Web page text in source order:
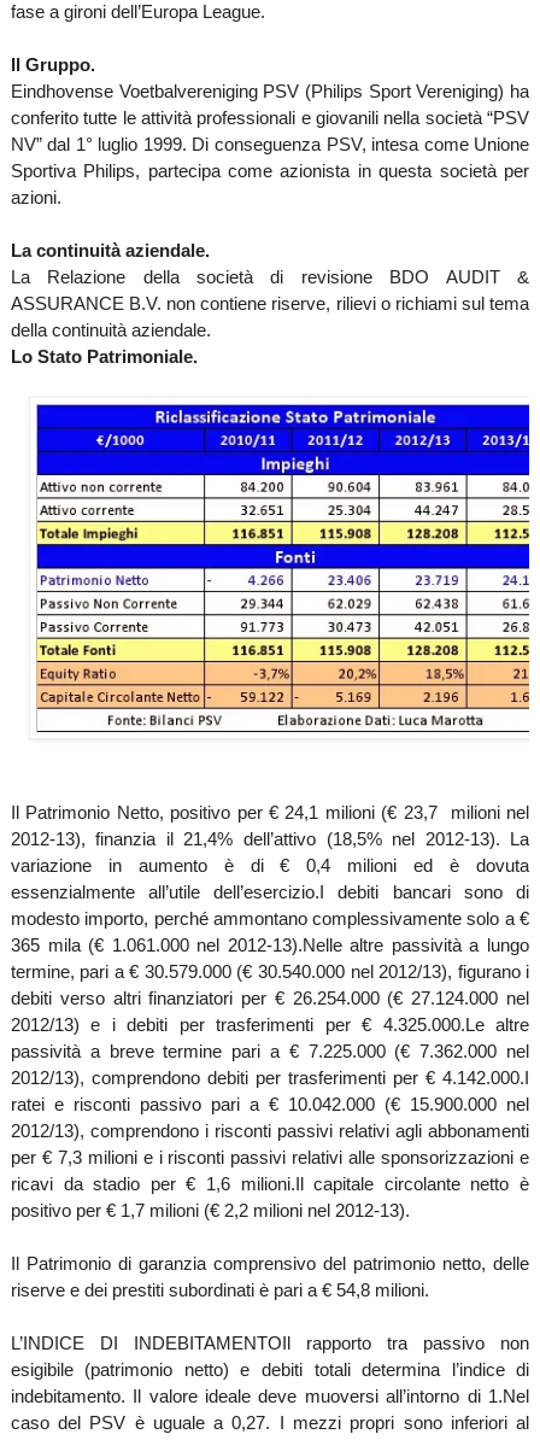
fase a gironi dell’Europa League.
Il Gruppo.
Eindhovense Voetbalvereniging PSV (Philips Sport Vereniging) ha
conferito tutte le attività professionali e giovanili nella società “PSV
NV” dal 1° luglio 1999. Di conseguenza PSV, intesa come Unione
Sportiva Philips, partecipa come azionista in questa società per
azioni.
La continuità aziendale.
La Relazione della società di revisione BDO AUDIT &
ASSURANCE B.V. non contiene riserve, rilievi o richiami sul tema
della continuità aziendale.
Lo Stato Patrimoniale.
Il Patrimonio Netto, positivo per € 24,1 milioni (€ 23,7 milioni nel
2012-13), finanzia il 21,4% dell’attivo (18,5% nel 2012-13). La
variazione in aumento è di € 0,4 milioni ed è dovuta
essenzialmente all’utile dell’esercizio.I debiti bancari sono di
modesto importo, perché ammontano complessivamente solo a €
365 mila (€ 1.061.000 nel 2012-13).Nelle altre passività a lungo
termine, pari a € 30.579.000 (€ 30.540.000 nel 2012/13), figurano i
debiti verso altri finanziatori per € 26.254.000 (€ 27.124.000 nel
2012/13) e i debiti per trasferimenti per € 4.325.000.Le altre
passività a breve termine pari a € 7.225.000 (€ 7.362.000 nel
2012/13), comprendono debiti per trasferimenti per € 4.142.000.I
ratei e risconti passivo pari a € 10.042.000 (€ 15.900.000 nel
2012/13), comprendono i risconti passivi relativi agli abbonamenti
per € 7,3 milioni e i risconti passivi relativi alle sponsorizzazioni e
ricavi da stadio per € 1,6 milioni.Il capitale circolante netto è
positivo per € 1,7 milioni (€ 2,2 milioni nel 2012-13).
Il Patrimonio di garanzia comprensivo del patrimonio netto, delle
riserve e dei prestiti subordinati è pari a € 54,8 milioni.
L’INDICE DI INDEBITAMENTOIl rapporto tra passivo non
esigibile (patrimonio netto) e debiti totali determina l’indice di
indebitamento. Il valore ideale deve muoversi all’intorno di 1.Nel
caso del PSV è uguale a 0,27. I mezzi propri sono inferiori al